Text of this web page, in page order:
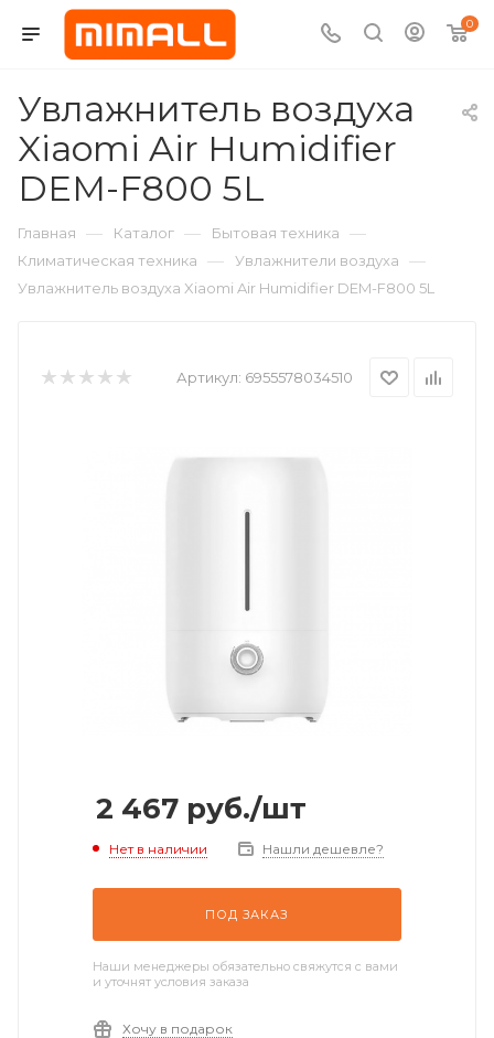
0
Увлажнитель воздуха
Xiaomi Air Humidifier
DEM-F800 5L
Главная — Каталог — Бытовая техника —
Климатическая техника — Увлажнители воздуха —
Увлажнитель воздуха Xiaomi Air Humidifier DEM-F800 5L
Артикул: 6955578034510
2 467 руб./шт
Нет в наличии Нашли дешевле?
ПОД ЗАКАЗ
Наши менеджеры обязательно свяжутся с вами
и уточнят условия заказа
Хочу в подарок